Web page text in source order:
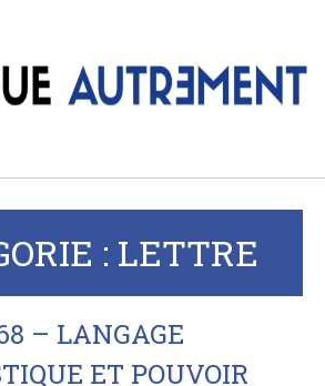
: LETTRE
– LANGAGE
ET POUVOIR